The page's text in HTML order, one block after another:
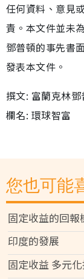
任何資料、意見
責。本文件並未
鄧普頓的事先書
發表本文件。
撰文: 富蘭克林
欄名: 環球智富
您也可能
固定收益的回報
印度的發展
固定收益 多元